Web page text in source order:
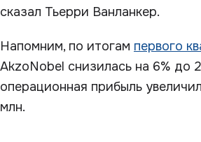
сказал Тьерри Ванланкер.
Напомним, по итогам первого
AkzoNobel снизилась на 6% до
операционная прибыль
млн.